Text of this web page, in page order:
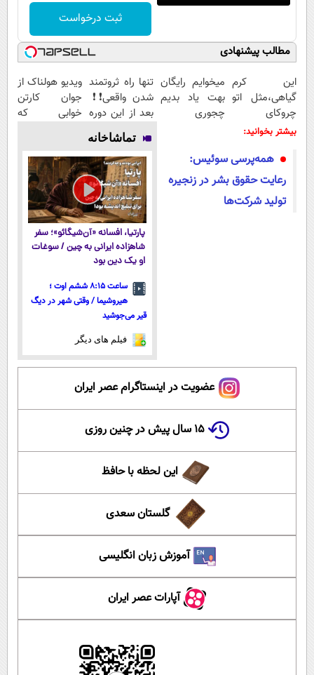
ثبت درخواست
مطالب پیشنهادی
این کرم
گیاهی،مثل اتو
چروکای
پوستتوصاف
میخوایم رایگان
بهت یاد بدیم
چجوری
مجانیه
تنها راه ثروتمند
شدن واقعی❗❗
بعد از این دوره
تو خواب هم
پول در بیار😍
ویدیو هولناک از
جوان کارتن
خوابی که
بیشتر بخوانید:
همه‌‌پرسی سوئیس:
رعایت حقوق بشر در زنجیره
تولید شرکت‌ها
تماشاخانه
پارتیا، افسانه «آن‌شیگائو»؛ سفر
شاهزاده ایرانی به چین / سوغات
او یک دین بود
ساعت ۸:۱۵ ششم اوت ؛
هیروشیما / وقتی شهر در دیگ
قیر می‌جوشید
فیلم های دیگر
عضویت در اینستاگرام عصر ایران
۱۵ سال پیش در چنین روزی
این لحظه با حافظ
گلستان سعدی
آموزش زبان انگلیسی
آپارات عصر ایران